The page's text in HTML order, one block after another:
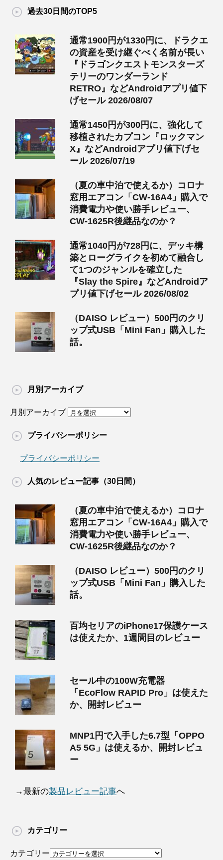
過去30日間のTOP5
通常1900円が1330円に、ドラクエ
の資産を受け継ぐべく名前が長い
『ドラゴンクエストモンスターズ
テリーのワンダーランド
RETRO』などAndroidアプリ値下
げセール 2026/08/07
通常1450円が300円に、強化して
移植されたカプコン『ロックマン
X』などAndroidアプリ値下げセ
ール 2026/07/19
（夏の車中泊で使えるか）コロナ
窓用エアコン「CW-16A4」購入で
消費電力や使い勝手レビュー、
CW-1625R後継品なのか？
通常1040円が728円に、デッキ構
築とローグライクを初めて融合し
て1つのジャンルを確立した
『Slay the Spire』などAndroidア
プリ値下げセール 2026/08/02
（DAISO レビュー）500円のクリ
ップ式USB「Mini Fan」購入した
話。
月別アーカイブ
月別アーカイブ
プライバシーポリシー
プライバシーポリシー
人気のレビュー記事（30日間）
（夏の車中泊で使えるか）コロナ
窓用エアコン「CW-16A4」購入で
消費電力や使い勝手レビュー、
CW-1625R後継品なのか？
（DAISO レビュー）500円のクリ
ップ式USB「Mini Fan」購入した
話。
百均セリアのiPhone17保護ケース
は使えたか、1週間目のレビュー
セール中の100W充電器
「EcoFlow RAPID Pro」は使えた
か、開封レビュー
MNP1円で入手した6.7型「OPPO
A5 5G」は使えるか、開封レビュ
ー
→最新の製品レビュー記事へ
カテゴリー
カテゴリー